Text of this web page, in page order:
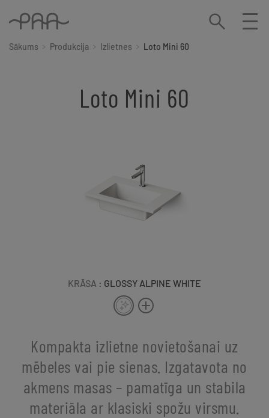
Sākums Produkcija Izlietnes Loto Mini 60
Loto Mini 60
KRĀSA : GLOSSY ALPINE WHITE
Kompakta izlietne novietošanai uz
mēbeles vai pie sienas. Izgatavota no
akmens masas – pamatīga un stabila
materiāla ar klasiski spožu virsmu.